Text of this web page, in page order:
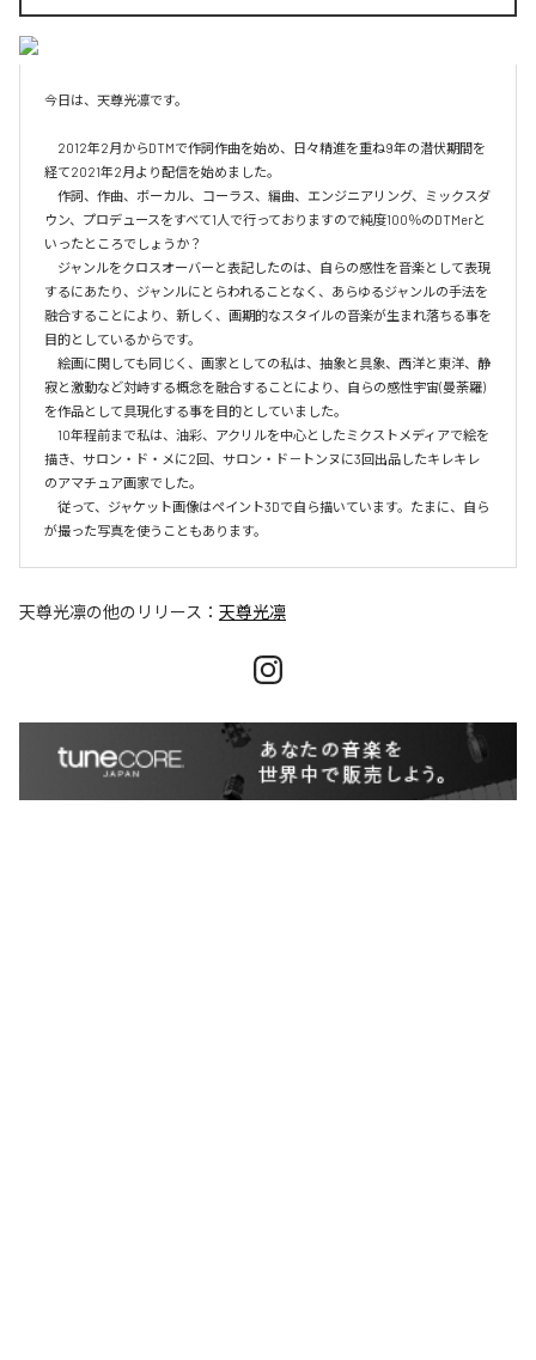
今日は、天尊光凛です。
2012年2月からDTMで作詞作曲を始め、日々精進を重ね9年の潜伏期間を
経て2021年2月より配信を始めました。
作詞、作曲、ボーカル、コーラス、編曲、エンジニアリング、ミックスダ
ウン、プロデュースをすべて1人で行っておりますので純度100％のDTMerと
いったところでしょうか？
ジャンルをクロスオーバーと表記したのは、自らの感性を音楽として表現
するにあたり、ジャンルにとらわれることなく、あらゆるジャンルの手法を
融合することにより、新しく、画期的なスタイルの音楽が生まれ落ちる事を
目的としているからです。
絵画に関しても同じく、画家としての私は、抽象と具象、西洋と東洋、静
寂と激動など対峙する概念を融合することにより、自らの感性宇宙(曼荼羅)
を作品として具現化する事を目的としていました。
10年程前まで私は、油彩、アクリルを中心としたミクストメディアで絵を
描き、サロン・ド・メに2回、サロン・ド－トンヌに3回出品したキレキレ
のアマチュア画家でした。
従って、ジャケット画像はペイント3Dで自ら描いています。たまに、自ら
天尊光凛の他のリリース： 天尊光凛